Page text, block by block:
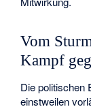
Vom
Kampf
Die politischen
einstweilen